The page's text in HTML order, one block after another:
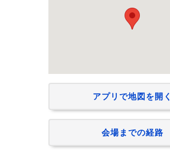
アプリで地図を開く
会場までの経路